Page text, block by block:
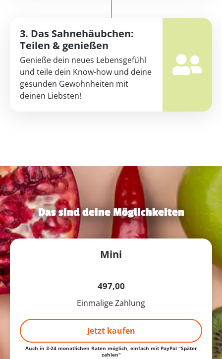
3. Das Sahnehäubchen:
Teilen & genießen
Genieße dein neues Lebensgefühl
und teile dein Know-how und deine
gesunden Gewohnheiten mit
deinen Liebsten!
Das sind deine Möglichkeiten
Mini
497,00
Einmalige Zahlung
Jetzt kaufen
Auch in 3-24 monatlichen Raten möglich, einfach mit PayPal "Später
zahlen"